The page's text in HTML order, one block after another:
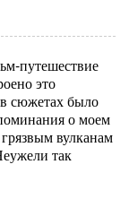
путешествие
это
сюжетах было
о моем
вулканам
так